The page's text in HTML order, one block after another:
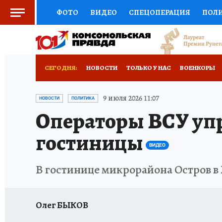
ФОТО ВИДЕО СПЕЦОПЕРАЦИЯ
СОЦПОДДЕРЖКА НАУКА СПОРТ
РАДИО КП РЕКЛАМА НОВОЕ
СЕГОДНЯ: НОВОСТИ ТОЛЬКО У НАС ВОЕНКОРЫ
РАЗРУШЕНИЕ КАХОВСКОЙ ГЭС
НОВОСТИ ПОЛИТИКА 9 июля 2026 11:07
Операторы ВСУ
гостиницы ВИДЕО
В гостинице микрорайона Остров
Олег БЫКОВ